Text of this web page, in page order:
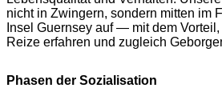
nicht in Zwingern, sondern mitten im
Insel Guernsey auf — mit dem
Reize erfahren und zugleich
Phasen der Sozialisation